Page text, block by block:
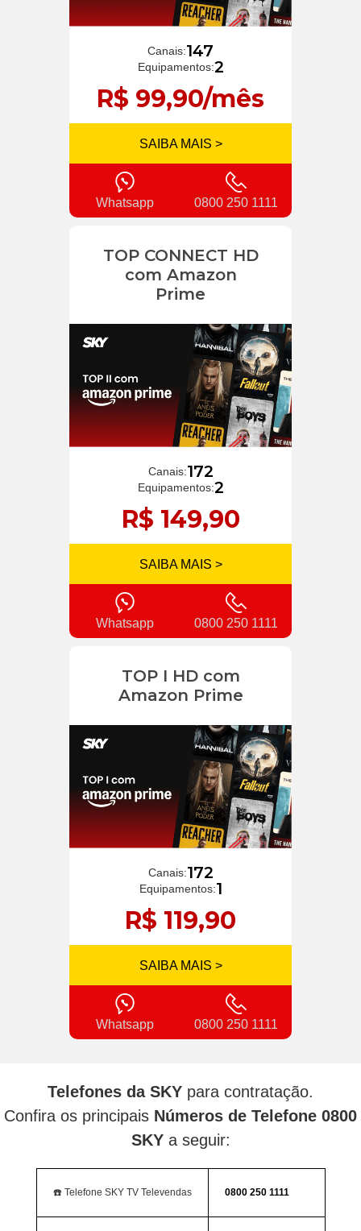
Canais:147
Equipamentos:2
R$ 99,90/mês
SAIBA MAIS >
Whatsapp 0800 250 1111
TOP CONNECT HD
com Amazon
Prime
Canais:172
Equipamentos:2
R$ 149,90
SAIBA MAIS >
Whatsapp 0800 250 1111
TOP I HD com
Amazon Prime
Canais:172
Equipamentos:1
R$ 119,90
SAIBA MAIS >
Whatsapp 0800 250 1111
Telefones da SKY para contratação.
Confira os principais Números de Telefone 0800
SKYa seguir:
☎️ Telefone SKY TV Televendas 0800 250 1111